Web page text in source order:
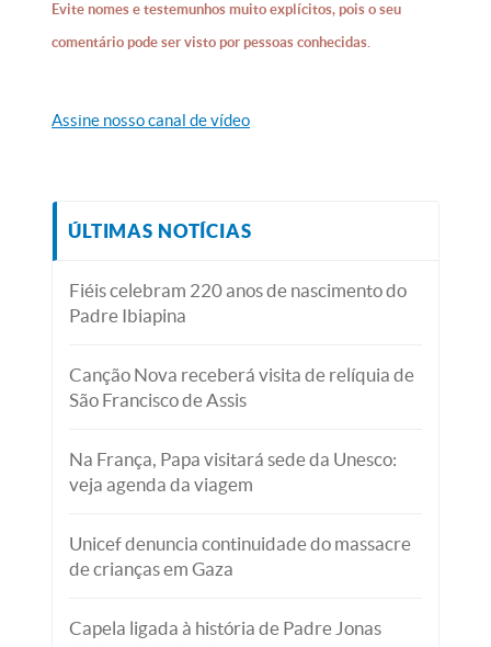
Evite nomes e testemunhos muito explícitos, pois o seu
comentário pode ser visto por pessoas conhecidas.
Assine nosso canal de vídeo
ÚLTIMAS NOTÍCIAS
Fiéis celebram 220 anos de nascimento do
Padre Ibiapina
Canção Nova receberá visita de relíquia de
São Francisco de Assis
Na França, Papa visitará sede da Unesco:
veja agenda da viagem
Unicef denuncia continuidade do massacre
de crianças em Gaza
Capela ligada à história de Padre Jonas